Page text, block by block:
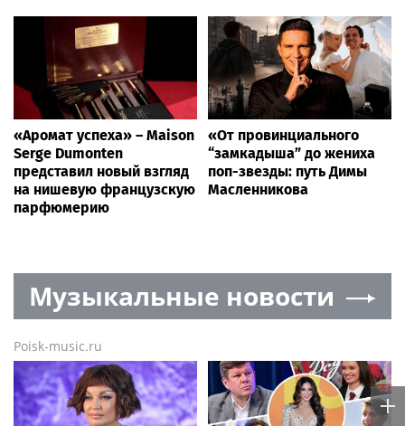
«Аромат успеха» – Maison
Serge Dumonten
представил новый взгляд
на нишевую французскую
парфюмерию
«От провинциального
“замкадыша” до жениха
поп-звезды: путь Димы
Масленникова
Музыкальные новости
Poisk-music.ru